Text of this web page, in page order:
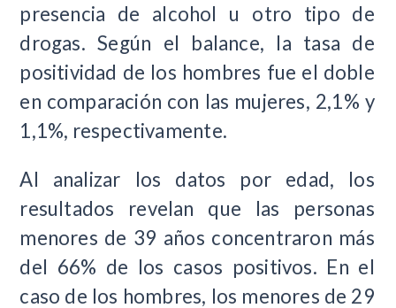
presencia de alcohol u otro tipo de
drogas. Según el balance, la tasa de
positividad de los hombres fue el doble
en comparación con las mujeres, 2,1% y
1,1%, respectivamente.
Al analizar los datos por edad, los
resultados revelan que las personas
menores de 39 años concentraron más
del 66% de los casos positivos. En el
caso de los hombres, los menores de 29